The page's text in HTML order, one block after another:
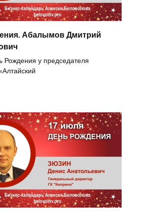
Абалымов Дмитрий
Рождения у председателя